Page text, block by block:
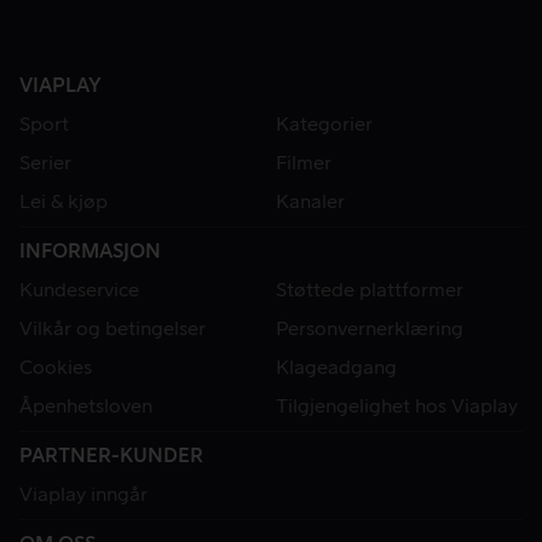
VIAPLAY
Sport
Kategorier
Serier
Filmer
Lei & kjøp
Kanaler
INFORMASJON
Kundeservice
Støttede plattformer
Vilkår og betingelser
Personvernerklæring
Cookies
Klageadgang
Åpenhetsloven
Tilgjengelighet hos Viaplay
PARTNER-KUNDER
Viaplay inngår